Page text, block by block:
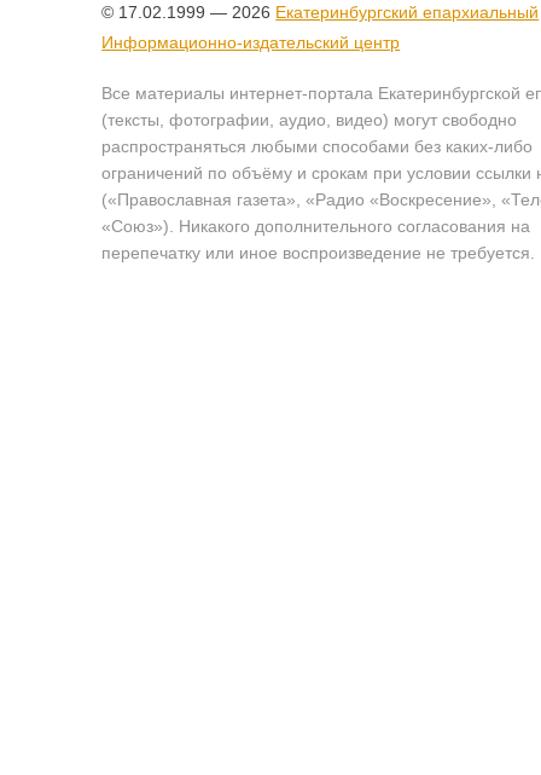
© 17.02.1999 — 2026 Екатеринбургский епархиальный
Информационно-издательский центр
Все материалы интернет-портала Екатеринбургской
(тексты, фотографии, аудио, видео) могут свободно
распространяться любыми способами без каких-либо
ограничений по объёму и срокам при условии ссылки
(«Православная газета», «Радио «Воскресение»,
«Союз»). Никакого дополнительного согласования на
перепечатку или иное воспроизведение не требуется.